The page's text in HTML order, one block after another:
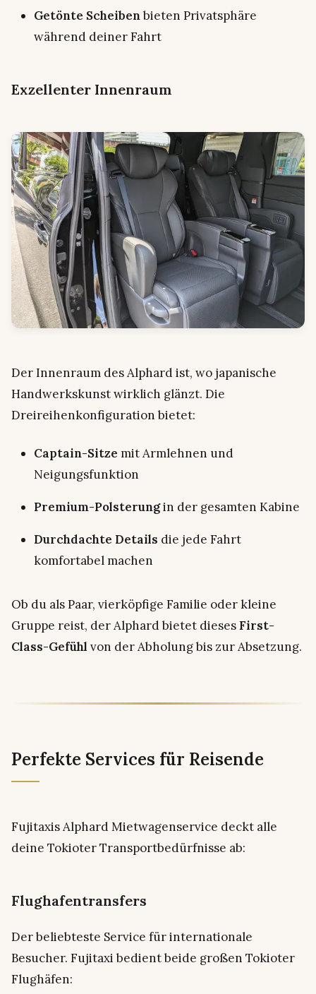
Getönte Scheibenbieten Privatsphäre
während deiner Fahrt
Exzellenter Innenraum
Der Innenraum des Alphard ist, wo japanische
Handwerkskunst wirklich glänzt. Die
Dreireihenkonfiguration bietet:
Captain-Sitze mit Armlehnen und
Neigungsfunktion
Premium-Polsterungin der gesamten Kabine
Durchdachte Details die jede Fahrt
komfortabel machen
Ob du als Paar, vierköpfige Familie oder kleine
Gruppe reist, der Alphard bietet diesesFirst-
Class-Gefühl von der Abholung bis zur Absetzung.
Perfekte Services für Reisende
Fujitaxis Alphard Mietwagenservice deckt alle
deine Tokioter Transportbedürfnisse ab:
Flughafentransfers
Der beliebteste Service für internationale
Besucher. Fujitaxi bedient beide großen Tokioter
Flughäfen: